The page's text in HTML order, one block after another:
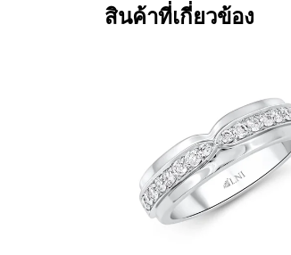
สินค้าที่เกี่ยวข้อง